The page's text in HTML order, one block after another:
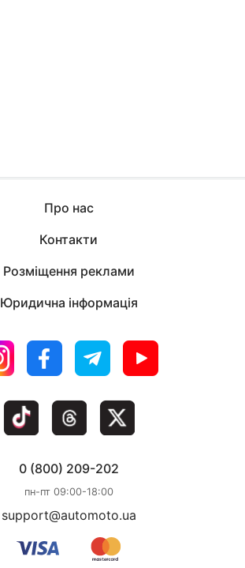
Про нас
Контакти
Розміщення реклами
Юридична інформація
0 (800) 209-202
пн-пт 09:00-18:00
support@automoto.ua